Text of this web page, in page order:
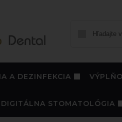
A DEZINFEKCIA
STOMATOLÓGIA